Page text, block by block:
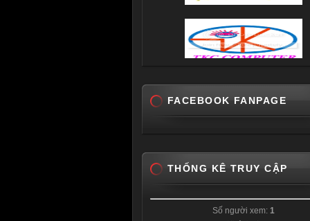
FACEBOOK FANPAGE
THỐNG KÊ TRUY CẬP
Số người xem: 1